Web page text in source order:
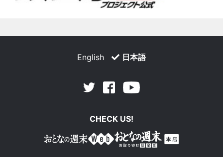
English 日本語
Twitter Facebook
CHECK US!